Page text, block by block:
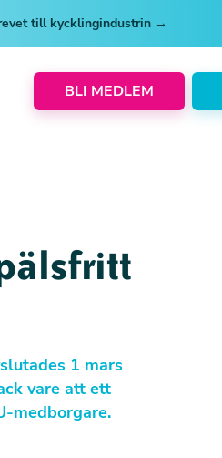
till kycklingindustrin →
BLI MEDLEM
1 mars
vare att ett
medborgare.